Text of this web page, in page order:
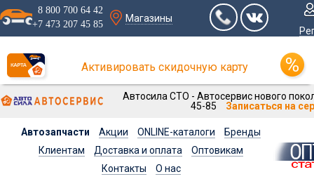
8 800 700 64 42
+7 473 207 45 85
Магазины
Активировать скидочную карту
Автосила СТО - Автосервис нового
45-85
Записаться на
Автозапчасти Акции ONLINE-каталоги
Бренды
Клиентам
Доставка и оплата
Оптовикам
Контакты
О нас